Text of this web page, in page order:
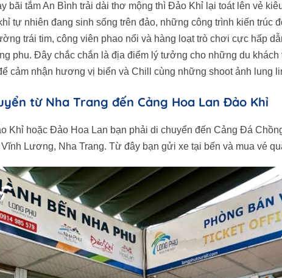
bãi tắm An Bình trải dài thơ mộng thì Đảo Khỉ lại toát lên vẻ
tự nhiên đang sinh sống trên đảo, những công trình kiến trúc
trái tim, công viên phao nổi và hàng loạt trò chơi cực hấp
phu. Đây chắc chắn là địa điểm lý tưởng cho những du
cảm nhận hương vị biển và Chill cùng những shoot ảnh lung
từ Nha Trang đến Cảng Hoa Lan Đảo Khỉ
Khỉ hoặc Đảo Hoa Lan bạn phải di chuyển đến Cảng Đá
Lương, Nha Trang. Từ đây bạn gửi xe tại bến và mua vé